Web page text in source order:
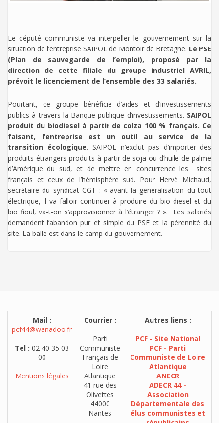
Le député communiste va interpeller le gouvernement sur la
situation de l’entreprise SAIPOL de Montoir de Bretagne. Le PSE
(Plan de sauvegarde de l’emploi), proposé par la
direction de cette filiale du groupe industriel AVRIL,
prévoit le licenciement de l’ensemble des 33 salariés.
Pourtant, ce groupe bénéficie d’aides et d’investissements
publics à travers la Banque publique d’investissements. SAIPOL
produit du biodiesel à partir de colza 100 % français. Ce
faisant, l’entreprise est un outil au service de la
transition écologique. SAIPOL n’exclut pas d’importer des
produits étrangers produits à partir de soja ou d’huile de palme
d’Amérique du sud, et de mettre en concurrence les sites
français et ceux de l’hémisphère sud. Pour Hervé Michaud,
secrétaire du syndicat CGT : « avant la généralisation du tout
électrique, il va falloir continuer à produire du bio diesel et du
bio fioul, va-t-on s’approvisionner à l’étranger ? ». Les salariés
demandent l’abandon pur et simple du PSE et la pérennité du
site. La balle est dans le camp du gouvernement.
Mail :
pcf44@wanadoo.fr
Tel : 02 40 35 03
00
Mentions légales
Courrier :
Parti
Communiste
Français de
Loire
Atlantique
41 rue des
Olivettes
44000
Nantes
Autres liens :
PCF - Site National
PCF - Parti
Communiste de Loire
Atlantique
ANECR
ADECR 44 -
Association
Départementale des
élus communistes et